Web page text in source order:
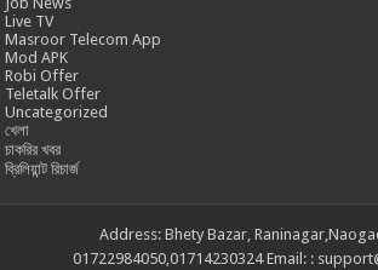
Live TV
Masroor Telecom App
Mod APK
Robi Offer
Teletalk Offer
Uncategorized
খেলা
চাকরির খবর
ব্রিলিয়ান্ট রিচার্জ
Address: Bhety Bazar,
01722984050,01714230324 Email: :